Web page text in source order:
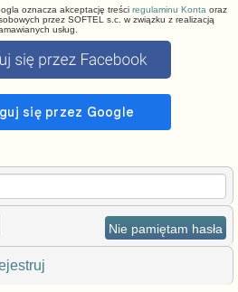
oznacza akceptację treści regulaminu Konta oraz
przez SOFTEL s.c. w związku z realizacją
usług.
Nie pamiętam hasła